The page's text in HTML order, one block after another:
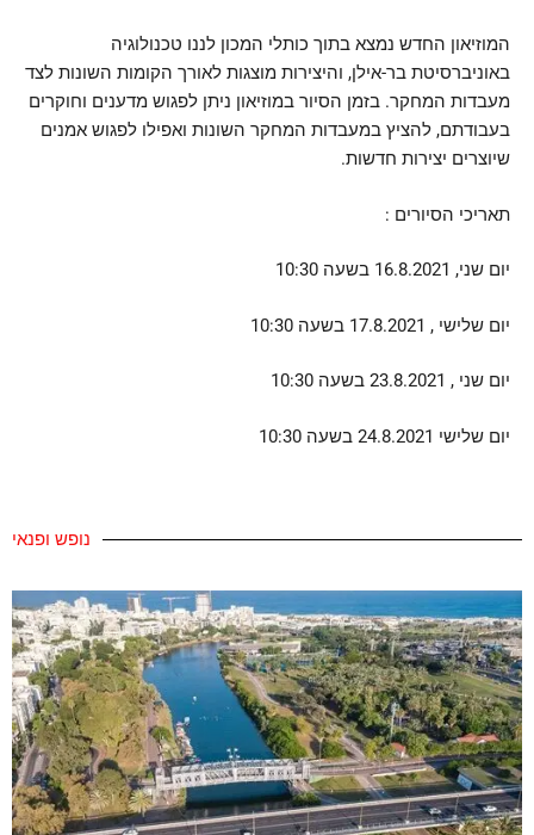
המוזיאון החדש נמצא בתוך כותלי המכון לננו טכנולוגיה
באוניברסיטת בר-אילן, והיצירות מוצגות לאורך הקומות השונות לצד
מעבדות המחקר. בזמן הסיור במוזיאון ניתן לפגוש מדענים וחוקרים
בעבודתם, להציץ במעבדות המחקר השונות ואפילו לפגוש אמנים
שיוצרים יצירות חדשות.
תאריכי הסיורים :
יום שני, 16.8.2021 בשעה 10:30
יום שלישי , 17.8.2021 בשעה 10:30
יום שני , 23.8.2021 בשעה 10:30
יום שלישי 24.8.2021 בשעה 10:30
נופש ופנאי